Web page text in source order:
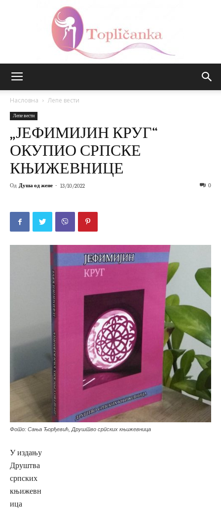
Насловна Лепе вести
Лепе вести
„ЈЕФИМИЈИН КРУГ“
ОКУПИО СРПСКЕ
КЊИЖЕВНИЦЕ
Од Душа од жене - 13/10/2022 0
Фото: Сања Ђорђевић, Друштво српских књижевница
У издању
Друштва
српских
књижевн
ица